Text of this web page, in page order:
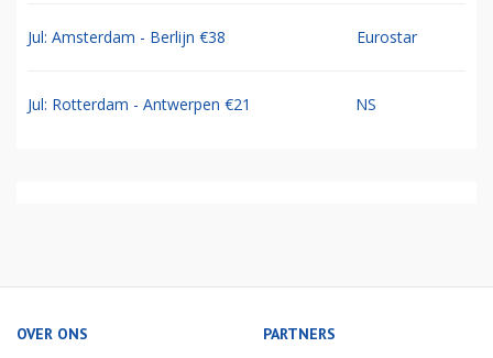
Jul: Amsterdam - Berlijn €38 Eurostar
Jul: Rotterdam - Antwerpen €21 NS
OVER ONS PARTNERS